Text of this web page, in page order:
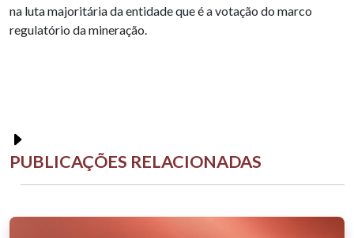
na luta majoritária da entidade que é a votação do marco
regulatório da mineração.
PUBLICAÇÕES RELACIONADAS